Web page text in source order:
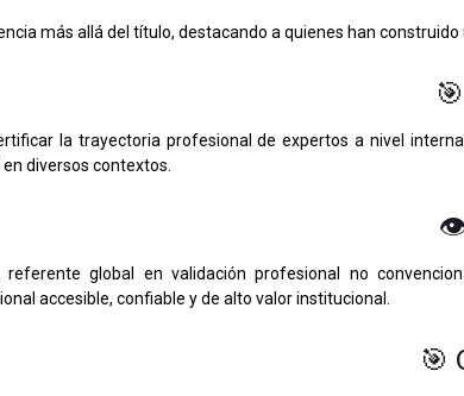
más allá del título, destacando a quienes han
la trayectoria profesional de expertos a nivel
diversos contextos.
referente global en validación profesional no
accesible, confiable y de alto valor institucional.
🎯